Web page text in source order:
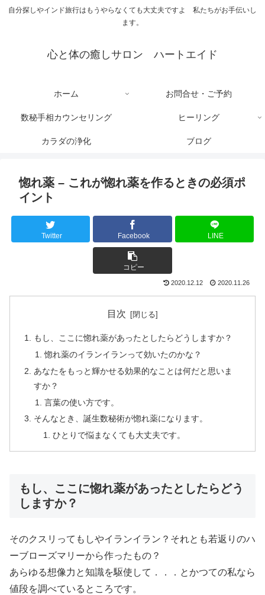
自分探しやインド旅行はもうやらなくても大丈夫ですよ 私たちがお手伝いし
ます。
心と体の癒しサロン ハートエイド
ホーム お問合せ・ご予約
数秘手相カウンセリング ヒーリング
カラダの浄化 ブログ
惚れ薬 – これが惚れ薬を作るときの必須ポ
イント
Twitter Facebook LINE
コピー
2020.12.12 2020.11.26
目次
もし、ここに惚れ薬があったとしたらどうしますか？
惚れ薬のイランイランって効いたのかな？
あなたをもっと輝かせる効果的なことは何だと思いま
すか？
言葉の使い方です。
そんなとき、誕生数秘術が惚れ薬になります。
ひとりで悩まなくても大丈夫です。
もし、ここに惚れ薬があったとしたらどう
しますか？
そのクスリってもしやイランイラン？それとも若返りのハ
ーブローズマリーから作ったもの？
あらゆる想像力と知識を駆使して．．．とかつての私なら
値段を調べているところです。